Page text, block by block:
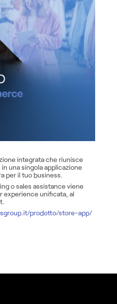
integrata che riunisce
una singola applicazione
per il tuo business.
o sales assistance viene
experience unificata, al
prodotto/store-app/